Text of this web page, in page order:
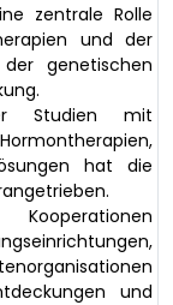
zentrale Rolle
und der
der genetischen
Studien mit
hat die
und